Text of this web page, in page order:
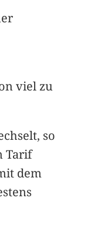
viel zu
so
Tarif
dem